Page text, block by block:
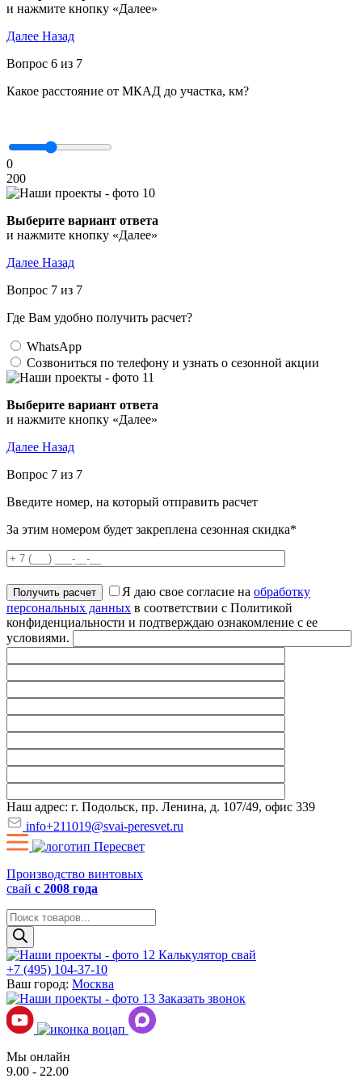
и нажмите кнопку «Далее»
Далее Назад
Вопрос 6 из 7
Какое расстояние от МКАД до участка, км?
0
200
Выберите вариант ответа
и нажмите кнопку «Далее»
Далее Назад
Вопрос 7 из 7
Где Вам удобно получить расчет?
WhatsApp
Созвониться по телефону и узнать о сезонной акции
Выберите вариант ответа
и нажмите кнопку «Далее»
Далее Назад
Вопрос 7 из 7
Введите номер, на который отправить расчет
За этим номером будет закреплена сезонная скидка*
Я даю свое согласие на обработку
персональных данных в соответствии с Политикой
конфиденциальности и подтверждаю ознакомление с ее
условиями.
Наш адрес: г. Подольск, пр. Ленина, д. 107/49, офис 339
info+211019@svai-peresvet.ru
Производство винтовых
свай с 2008 года
Поиск
товаров
Калькулятор свай
+7 (495) 104-37-10
Ваш город: Москва
Заказать звонок
Мы онлайн
9.00 - 22.00